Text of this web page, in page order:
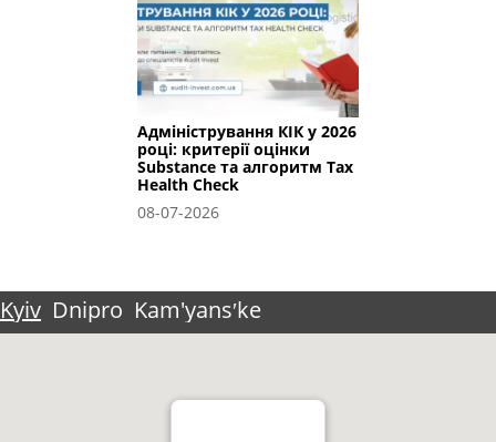
Адміністрування КІК у 2026
році: критерії оцінки
Substance та алгоритм Tax
Health Check
08-07-2026
Kyiv Dnipro Kam'yansʹke